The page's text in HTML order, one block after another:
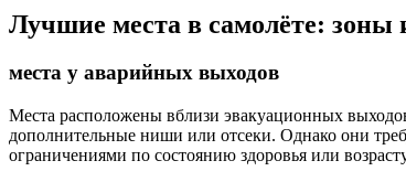
Лучшие места в самолёте: зоны
места у аварийных выходов
Места расположены вблизи эвакуационных
дополнительные ниши или отсеки. Однако они
ограничениями по состоянию здоровья или